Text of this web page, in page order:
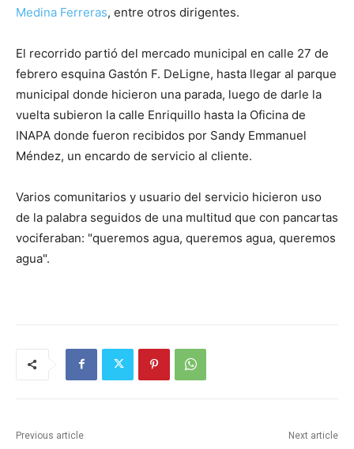
Medina Ferreras, entre otros dirigentes.
El recorrido partió del mercado municipal en calle 27 de
febrero esquina Gastón F. DeLigne, hasta llegar al parque
municipal donde hicieron una parada, luego de darle la
vuelta subieron la calle Enriquillo hasta la Oficina de
INAPA donde fueron recibidos por Sandy Emmanuel
Méndez, un encardo de servicio al cliente.
Varios comunitarios y usuario del servicio hicieron uso
de la palabra seguidos de una multitud que con pancartas
vociferaban: "queremos agua, queremos agua, queremos
agua".
Previous article Next article